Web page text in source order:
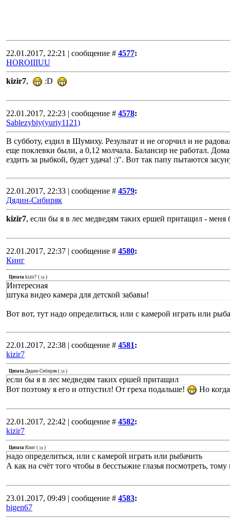
22.01.2017, 22:21 | сообщение # 4577:
HOROIIIUU
kizir7, :D
22.01.2017, 22:23 | сообщение # 4578:
Sablezybiy(yuriy1121)
В субботу, ездил в Шумиху. Результат и не огорчил и не
еще поклевки были, а 0,12 молчала. Балансир не работал.
ездить за рыбкой, будет удача! :)". Вот так папу пытаются
22.01.2017, 22:33 | сообщение # 4579:
Дядин-Сибиряк
kizir7, если бы я в лес медведям таких ершей притащил -
22.01.2017, 22:37 | сообщение # 4580:
Кинг
Цитата kizir7 ( )
Интересная
штука видео камера для детской забавы!
Вот вот, тут надо определиться, или с камерой играть или
22.01.2017, 22:38 | сообщение # 4581:
kizir7
Цитата Дядин-Сибиряк( )
если бы я в лес медведям таких ершей притащил
Вот поэтому я его и отпустил! От греха подальше!
Но
22.01.2017, 22:42 | сообщение # 4582:
kizir7
Цитата Кинг ( )
надо определиться, или с камерой играть или рыбачить
А как на счёт того чтобы в бесстыжие глазья посмотреть,
23.01.2017, 09:49 | сообщение # 4583:
bigen67